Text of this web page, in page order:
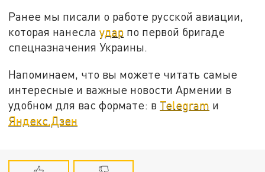
Ранее мы писали о работе русской авиации,
которая нанеслаудар по первой бригаде
спецназначения Украины.
Напоминаем, что вы можете читать самые
интересные и важные новости Армении в
удобном для вас формате: в Telegram и
Яндекс.Дзен